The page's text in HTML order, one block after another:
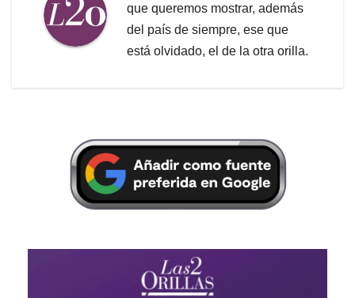
que queremos mostrar, además
del país de siempre, ese que
está olvidado, el de la otra orilla.